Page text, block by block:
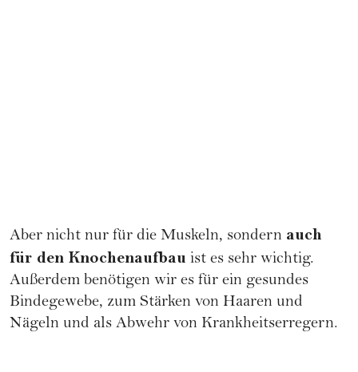
Aber nicht nur für die Muskeln, sondern auch
für den Knochenaufbau ist es sehr wichtig.
Außerdem benötigen wir es für ein gesundes
Bindegewebe, zum Stärken von Haaren und
Nägeln und als Abwehr von Krankheitserregern.